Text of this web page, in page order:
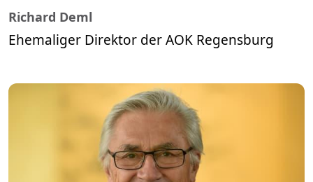
Richard Deml
Ehemaliger Direktor der AOK Regensburg